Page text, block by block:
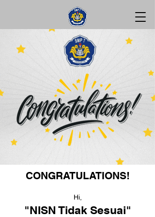
CONGRATULATIONS!
Hi,
"NISN Tidak Sesuai"